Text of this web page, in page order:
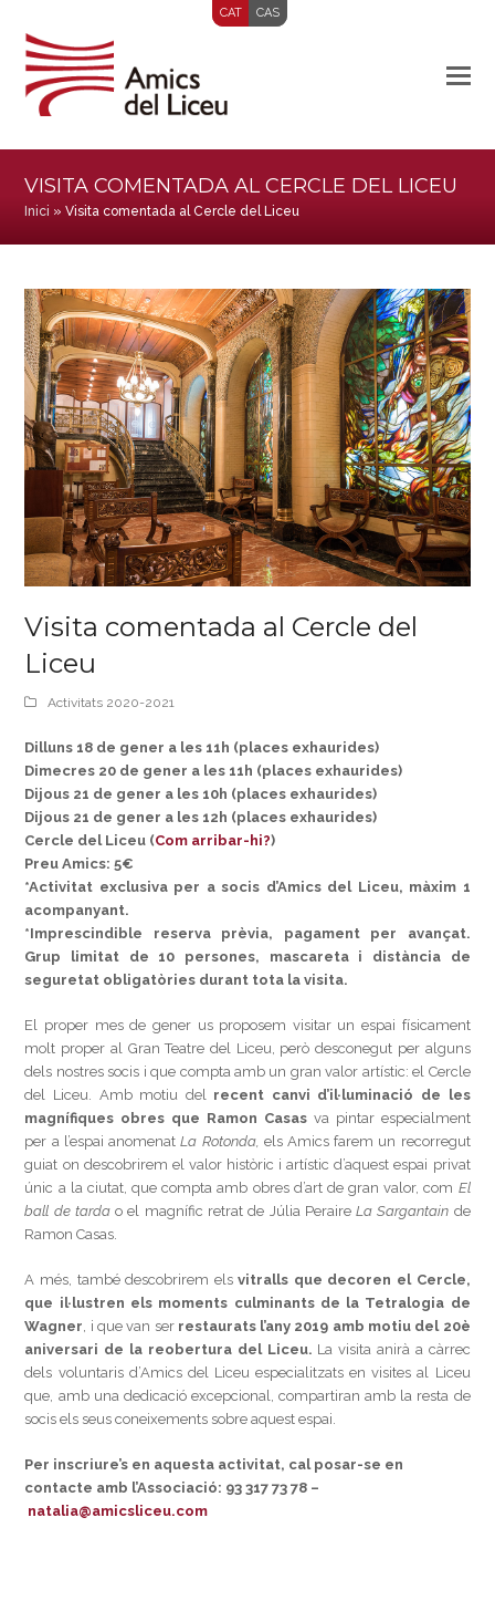
CAT CAS
VISITA COMENTADA AL CERCLE DEL LICEU
Inici »Visita comentada al Cercle del Liceu
Visita comentada al Cercle del
Liceu
Activitats 2020-2021
Dilluns 18 de gener a les 11h (places exhaurides)
Dimecres 20 de gener a les 11h (places exhaurides)
Dijous 21 de gener a les 10h (places exhaurides)
Dijous 21 de gener a les 12h (places exhaurides)
Cercle del Liceu (Com arribar-hi?)
Preu Amics: 5€
*Activitat exclusiva per a socis d’Amics del Liceu, màxim 1
acompanyant.
*Imprescindible reserva prèvia, pagament per avançat.
Grup limitat de 10 persones, mascareta i distància de
seguretat obligatòries durant tota la visita.
El proper mes de gener us proposem visitar un espai físicament
molt proper al Gran Teatre del Liceu, però desconegut per alguns
dels nostres socis i que compta amb un gran valor artístic: el Cercle
del Liceu. Amb motiu del recent canvi d’il·luminació de les
magnífiques obres que Ramon Casasva pintar especialment
per a l’espai anomenatLa Rotonda, els Amics farem un recorregut
guiat on descobrirem el valor històric i artístic d’aquest espai privat
únic a la ciutat, que compta amb obres d’art de gran valor, com El
ball de tardao el magnífic retrat de Júlia PeraireLa Sargantain de
Ramon Casas.
A més, també descobrirem elsvitralls que decoren el Cercle,
que il·lustren els moments culminants de la Tetralogia de
Wagner , i que van ser restaurats l’any 2019 amb motiu del 20è
aniversari de la reobertura del Liceu. La visita anirà a càrrec
dels voluntaris d’Amics del Liceu especialitzats en visites al Liceu
que, amb una dedicació excepcional, compartiran amb la resta de
socis els seus coneixements sobre aquest espai.
Per inscriure’s en aquesta activitat, cal posar-se en
contacte amb l’Associació: 93 317 73 78 –
natalia@amicsliceu.com